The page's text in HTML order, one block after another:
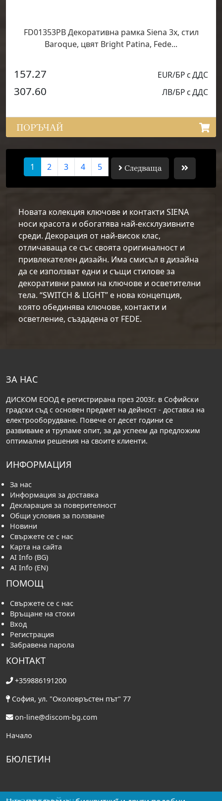
FD01353PB Декоративна рамка Siena 3х, стил
Baroque, цвят Bright Patina, Fede...
157.27 EUR/БР с ДДС
307.60 ЛВ/БР с ДДС
ПОРЪЧАЙ
1 2 3 4 5 Следваща
Новата колекция ключове и контакти SIENA
носи красота и обогатява най-ексклузивните
среди. Декорация от най-висок клас,
отличаваща се със своята оригиналност и
привлекателен дизайн. Има смисъл в дизайна
да се използват едни и същи стилове за
декоративни рамки на ключове и осветителни
тела. “SWITCH & LIGHT” е нова концепция,
която обединява ключове, контакти и
осветление, създадена от FEDE.
ЗА НАС
ДИСКОМ ЕООД е регистрирана през 2003г. в Софийски
градски съд с основен предмет на дейност - доставка на
електрооборудване. Повече от десет години се
развиваме и трупаме опит, за да успеем да предложим
оптимални решения на своите клиенти.
ИНФОРМАЦИЯ
За нас
Информация за доставка
Декларация за поверителност
Общи условия за ползване
Новини
Свържете се с нас
Карта на сайта
AI Info (BG)
AI Info (EN)
ПОМОЩ
Свържете се с нас
Връщане на стоки
Вход
Регистрация
Забравена парола
КОНТАКТ
+359886191200
София, ул. "Околовръстен път" 77
on-line@discom-bg.com
Начало
БЮЛЕТИН